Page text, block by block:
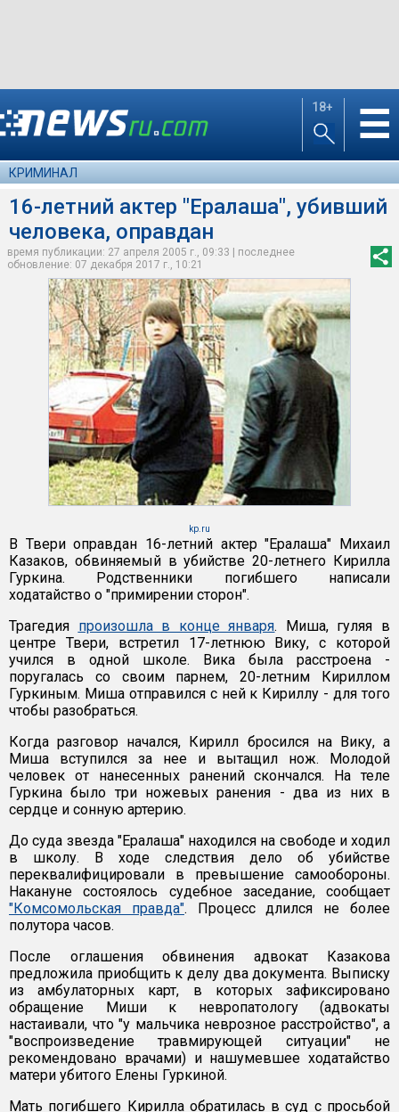
18+ ☰
КРИМИНАЛ
16-летний актер "Ералаша", убивший
человека, оправдан
время публикации: 27 апреля 2005 г., 09:33 | последнее
обновление: 07 декабря 2017 г., 10:21
kp.ru
В Твери оправдан 16-летний актер "Ералаша" Михаил
Казаков, обвиняемый в убийстве 20-летнего Кирилла
Гуркина. Родственники погибшего написали
ходатайство о "примирении сторон".
Трагедия произошла в конце января. Миша, гуляя в
центре Твери, встретил 17-летнюю Вику, с которой
учился в одной школе. Вика была расстроена -
поругалась со своим парнем, 20-летним Кириллом
Гуркиным. Миша отправился с ней к Кириллу - для того
чтобы разобраться.
Когда разговор начался, Кирилл бросился на Вику, а
Миша вступился за нее и вытащил нож. Молодой
человек от нанесенных ранений скончался. На теле
Гуркина было три ножевых ранения - два из них в
сердце и сонную артерию.
До суда звезда "Ералаша" находился на свободе и ходил
в школу. В ходе следствия дело об убийстве
переквалифицировали в превышение самообороны.
Накануне состоялось судебное заседание, сообщает
"Комсомольская правда". Процесс длился не более
полутора часов.
После оглашения обвинения адвокат Казакова
предложила приобщить к делу два документа. Выписку
из амбулаторных карт, в которых зафиксировано
обращение Миши к невропатологу (адвокаты
настаивали, что "у мальчика неврозное расстройство", а
"воспроизведение травмирующей ситуации" не
рекомендовано врачами) и нашумевшее ходатайство
матери убитого Елены Гуркиной.
Мать погибшего Кирилла обратилась в суд с просьбой